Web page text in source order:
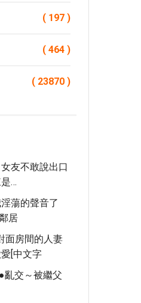
( 197 )
( 464 )
( 23870 )
友不敢說出口
…
蕩的聲音了
居
面房間的人妻
[中文字
亂交～被繼父